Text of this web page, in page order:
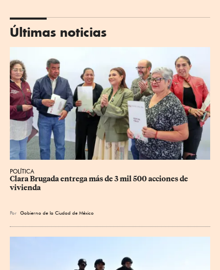
Últimas noticias
POLÍTICA
Clara Brugada entrega más de 3 mil 500 acciones de
vivienda
Por Gobierno de la Ciudad de México